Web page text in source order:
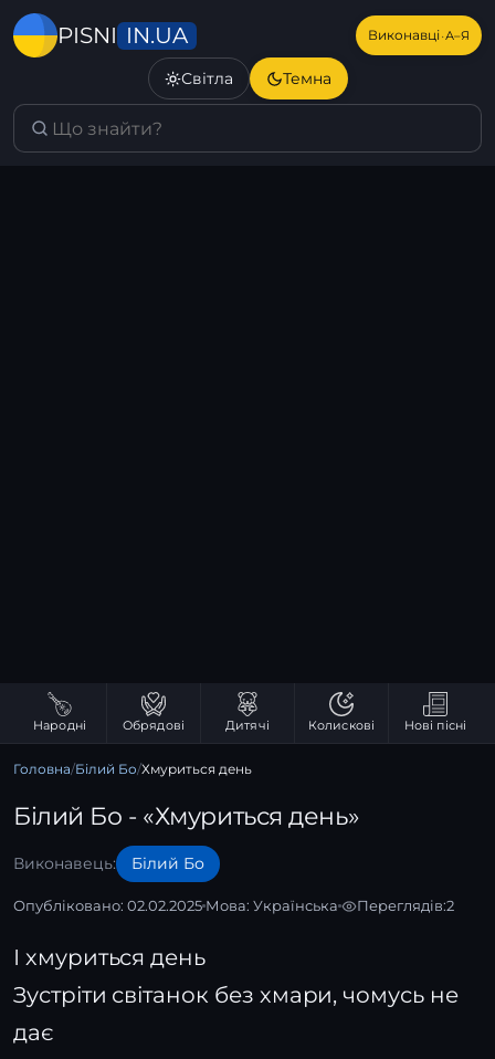
PISNI IN.UA Виконавці·А–Я
Світла Темна
Народні Обрядові Дитячі Колискові Нові пісні
Головна/Білий Бо/Хмуриться день
Білий Бо - «Хмуриться день»
Виконавець: Білий Бо
Опубліковано: 02.02.2025 Мова: Українська Переглядів:2
І хмуриться день
Зустріти світанок без хмари, чомусь не
дає